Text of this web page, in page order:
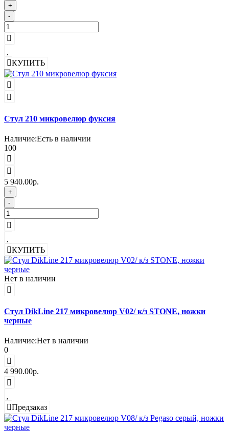
+
-
КУПИТЬ
Стул 210 микровелюр фуксия
Наличие:Есть в наличии
100
5 940.00р.
+
-
КУПИТЬ
Нет в наличии
Стул DikLine 217 микровелюр V02/ к/з STONE, ножки
черные
Наличие:Нет в наличии
0
4 990.00р.
Предзаказ